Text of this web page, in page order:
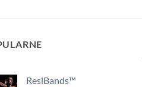
ResiBands™